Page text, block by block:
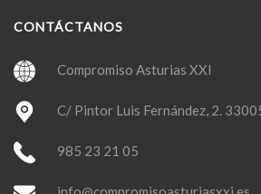
CONTÁCTANOS
Compromiso Asturias XXI
C/ Pintor Luis Fernández, 2.
985 23 21 05